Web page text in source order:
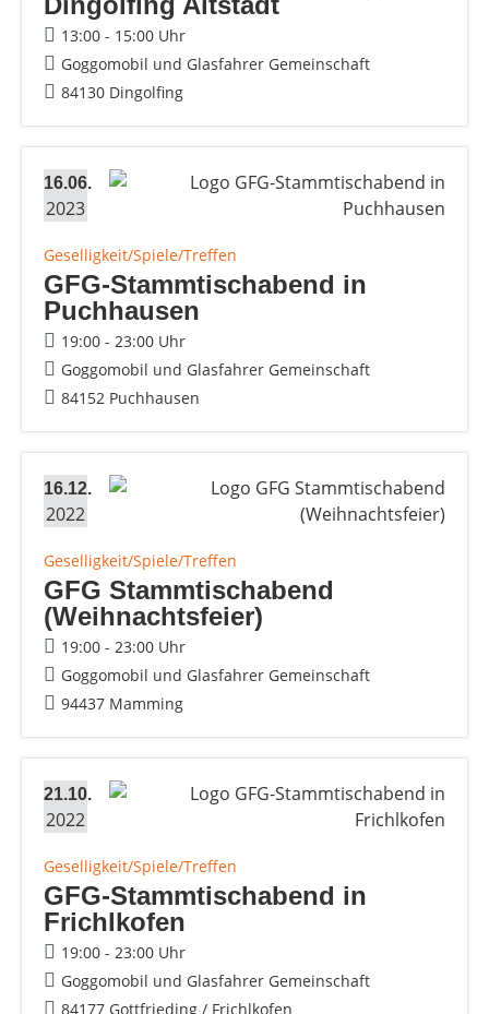
13:00 - 15:00 Uhr
Goggomobil und Glasfahrer Gemeinschaft
84130 Dingolfing
16.06.
2023
Geselligkeit/Spiele/Treffen
GFG-Stammtischabend in
Puchhausen
19:00 - 23:00 Uhr
Goggomobil und Glasfahrer Gemeinschaft
84152 Puchhausen
16.12.
2022
Geselligkeit/Spiele/Treffen
GFG Stammtischabend
(Weihnachtsfeier)
19:00 - 23:00 Uhr
Goggomobil und Glasfahrer Gemeinschaft
94437 Mamming
21.10.
2022
Geselligkeit/Spiele/Treffen
GFG-Stammtischabend in
Frichlkofen
19:00 - 23:00 Uhr
Goggomobil und Glasfahrer Gemeinschaft
84177 Gottfrieding / Frichlkofen